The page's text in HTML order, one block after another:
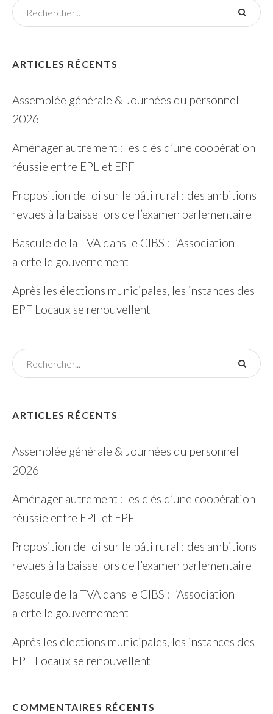
ARTICLES RÉCENTS
Assemblée générale & Journées du personnel
2026
Aménager autrement : les clés d’une coopération
réussie entre EPL et EPF
Proposition de loi sur le bâti rural : des ambitions
revues à la baisse lors de l’examen parlementaire
Bascule de la TVA dans le CIBS : l’Association
alerte le gouvernement
Après les élections municipales, les instances des
EPF Locaux se renouvellent
ARTICLES RÉCENTS
Assemblée générale & Journées du personnel
2026
Aménager autrement : les clés d’une coopération
réussie entre EPL et EPF
Proposition de loi sur le bâti rural : des ambitions
revues à la baisse lors de l’examen parlementaire
Bascule de la TVA dans le CIBS : l’Association
alerte le gouvernement
Après les élections municipales, les instances des
EPF Locaux se renouvellent
COMMENTAIRES RÉCENTS